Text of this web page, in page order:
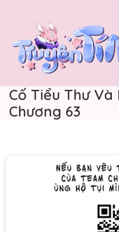
Cố Tiểu Thư Và
Chương 63